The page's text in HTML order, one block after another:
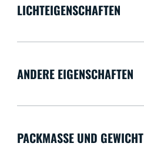
LICHTEIGENSCHAFTEN
ANDERE EIGENSCHAFTEN
PACKMASSE UND GEWICHT